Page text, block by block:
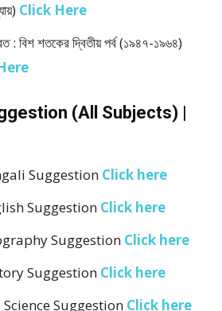
Click Here
: বিশ শতকের দ্বিতীয় পর্ব (১৯৪৭-১৯৬৪)
(All Subjects) |
Suggestion Click here
Suggestion Click here
Suggestion Click here
Suggestion Click here
Suggestion Click here